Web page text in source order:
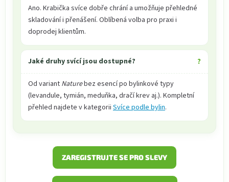
Ano. Krabička svíce dobře chrání a umožňuje přehledné
skladování i přenášení. Oblíbená volba pro praxi i
doprodej klientům.
Jaké druhy svící jsou dostupné?
Od variant Naturebez esencí po bylinkové typy
(levandule, tymián, meduňka, dračí krev aj.). Kompletní
přehled najdete v kategorii Svíce podle bylin.
ZAREGISTRUJTE SE PRO SLEVY